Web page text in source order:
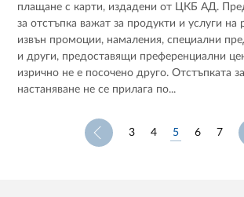
плащане с карти, издадени от ЦКБ АД.
за отстъпка важат за продукти и услуги на
извън промоции, намаления, специални
и други, предоставящи преференциални
изрично не е посочено друго. Отстъпката
настаняване не се прилага по...
3 4 5 6 7